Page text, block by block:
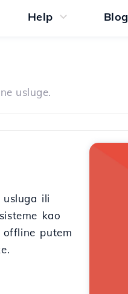
Help Blog
usluge.
ili
kao
putem